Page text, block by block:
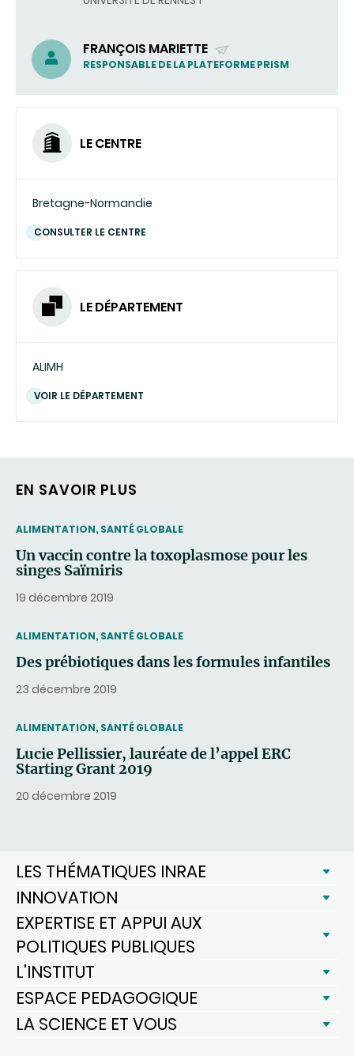
FRANÇOIS MARIETTE
(ENVOYER
COURRIEL)
RESPONSABLE DE LA PLATEFORME PRISM
LE CENTRE
Bretagne-Normandie
CONSULTER LE CENTRE
LE DÉPARTEMENT
ALIMH
VOIR LE DÉPARTEMENT
EN SAVOIR PLUS
THEMATIC
ALIMENTATION, SANTÉ GLOBALE
Un vaccin contre la toxoplasmose pour les
singes Saïmiris
19 décembre 2019
THEMATIC
ALIMENTATION, SANTÉ GLOBALE
Des prébiotiques dans les formules infantiles
23 décembre 2019
THEMATIC
ALIMENTATION, SANTÉ GLOBALE
Lucie Pellissier, lauréate de l’appel ERC
Starting Grant 2019
20 décembre 2019
LES THÉMATIQUES INRAE
INNOVATION
EXPERTISE ET APPUI AUX
POLITIQUES PUBLIQUES
L'INSTITUT
ESPACE PEDAGOGIQUE
LA SCIENCE ET VOUS